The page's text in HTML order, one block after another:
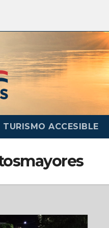
TURISMO ACCESIBLE